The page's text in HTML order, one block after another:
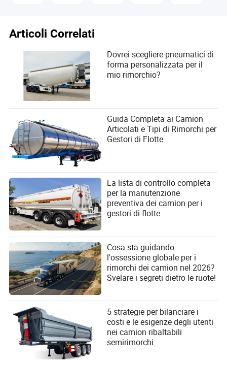
Articoli Correlati
Dovrei scegliere pneumatici di
forma personalizzata per il
mio rimorchio?
Guida Completa ai Camion
Articolati e Tipi di Rimorchi per
Gestori di Flotte
La lista di controllo completa
per la manutenzione
preventiva dei camion per i
gestori di flotte
Cosa sta guidando
l'ossessione globale per i
rimorchi dei camion nel 2026?
Svelare i segreti dietro le ruote!
5 strategie per bilanciare i
costi e le esigenze degli utenti
nei camion ribaltabili
semirimorchi